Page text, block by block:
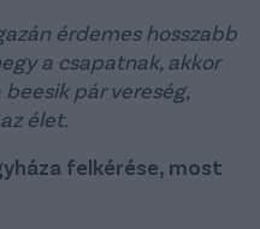
érdemes hosszabb
a csapatnak, akkor
pár vereség,
élet.
felkérése, most